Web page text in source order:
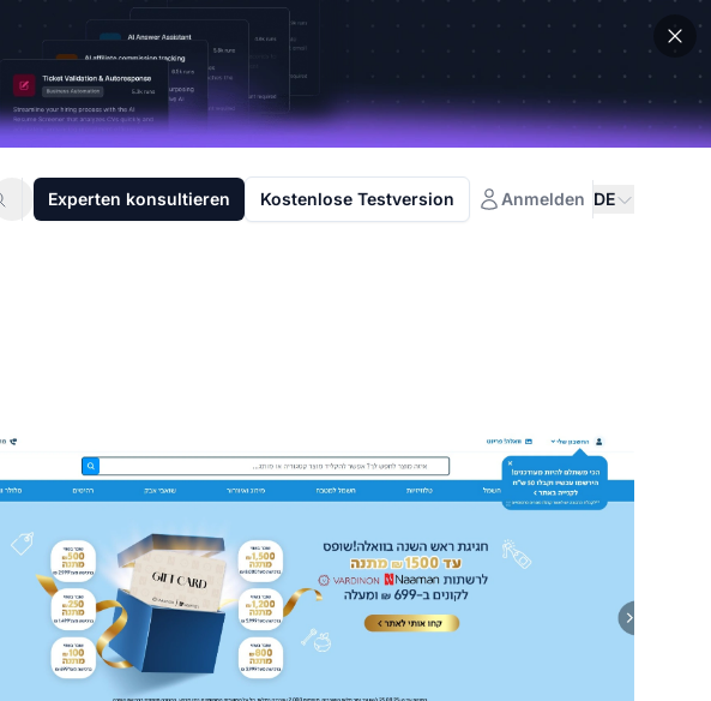
Experten konsultieren Kostenlose Testversion Anmelden DE